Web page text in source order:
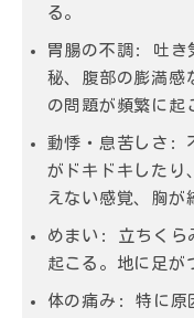
る。
胃腸の不調:
吐き
秘、腹部の膨満感
の問題が頻繁に起
動悸・息苦しさ:
がドキドキしたり
えない感覚、胸が
めまい:
立ちくら
起こる。地に足が
体の痛み:
特に原